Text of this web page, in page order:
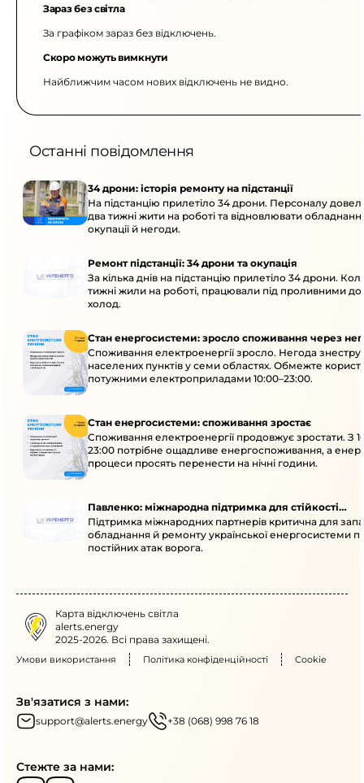
Зараз без світла
За графіком зараз без відключень.
Скоро можуть вимкнути
Найближчим часом нових відключень не видно.
Останні повідомлення
34 дрони: історія ремонту на підстанції
На підстанцію прилетіло 34 дрони. Персоналу
два тижні жити на роботі та відновлювати
окупації й негоди.
Ремонт підстанції: 34 дрони та окупація
За кілька днів на підстанцію прилетіло 34 дрони.
тижні жили на роботі, працювали під проливними
холод.
Стан енергосистеми: зросло споживання через
Споживання електроенергії зросло. Негода
населених пунктів у семи областях. Обмежте
потужними електроприладами 10:00–23:00.
Стан енергосистеми: споживання зростає
Споживання електроенергії продовжує зростати. З
23:00 потрібне ощадливе енергоспоживання, а
процеси просять перенести на нічні години.
Павленко: міжнародна підтримка для стійкості
енергосистеми
Підтримка міжнародних партнерів критична для
обладнання й ремонту української енергосистеми
постійних атак ворога.
Карта відключень світла
alerts.energy
2025-2026. Всі права захищені.
Умови використання Політика конфіденційності Cookie
Зв'язатися з нами:
support@alerts.energy +38 (068) 998 76 18
Стежте за нами: